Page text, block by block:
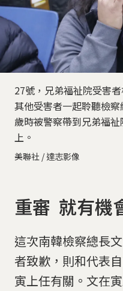
27號，兄弟福祉院受害
其他受害者一起聆聽檢
歲時被警察帶到兄弟福
上。
美聯社 / 達志影像
重審 就有機
這次南韓檢察總長
者致歉，則和代表
寅上任有關。文在